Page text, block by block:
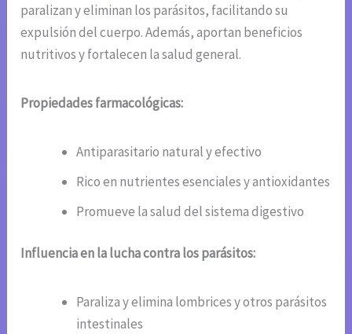
paralizan y eliminan los parásitos, facilitando su
expulsión del cuerpo. Además, aportan beneficios
nutritivos y fortalecen la salud general.
Propiedades farmacológicas:
Antiparasitario natural y efectivo
Rico en nutrientes esenciales y antioxidantes
Promueve la salud del sistema digestivo
Influencia en la lucha contra los parásitos:
Paraliza y elimina lombrices y otros parásitos
intestinales